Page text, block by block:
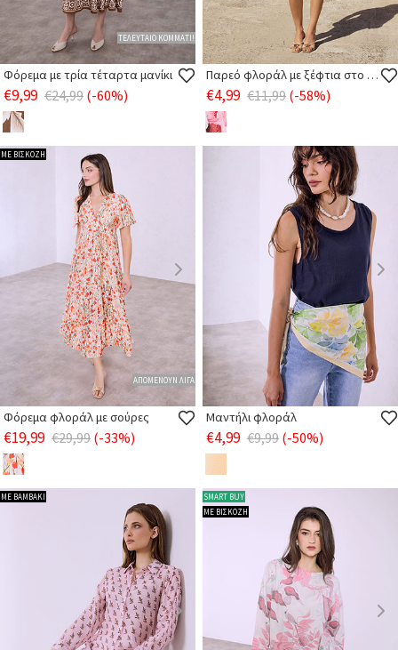
ΤΕΛΕΥΤΑΙΟ ΚΟΜΜΑΤΙ!
Φόρεμα με τρία τέταρτα μανίκι
€9,99 €24,99 (-60%)
Παρεό φλοράλ με ξέφτια στο τελείωμα
€4,99 €11,99 (-58%)
ΜΕ ΒΙΣΚΟΖΗ
ΑΠΟΜΕΝΟΥΝ ΛΙΓΑ
Φόρεμα φλοράλ με σούρες
€19,99 €29,99 (-33%)
Μαντήλι φλοράλ
€4,99 €9,99 (-50%)
ΜΕ ΒΑΜΒΑΚΙ
SMART BUY
ΜΕ ΒΙΣΚΟΖΗ